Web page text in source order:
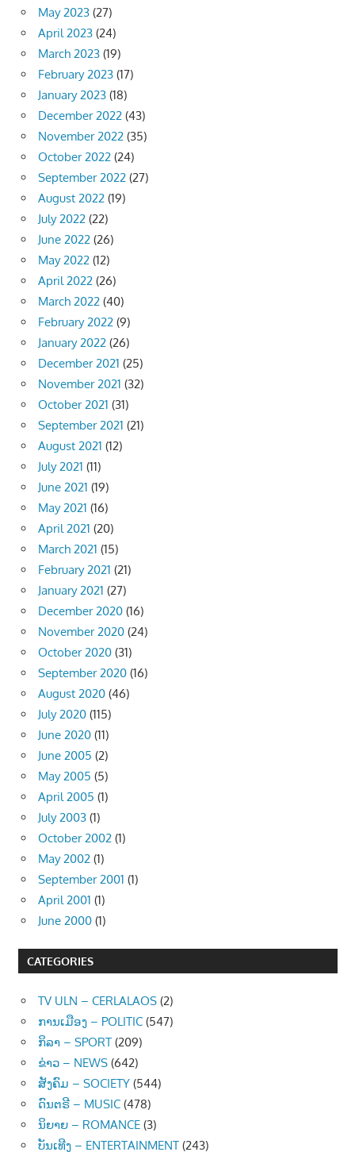
May 2023 (27)
April 2023 (24)
March 2023 (19)
February 2023 (17)
January 2023 (18)
December 2022 (43)
November 2022 (35)
October 2022 (24)
September 2022 (27)
August 2022 (19)
July 2022 (22)
June 2022 (26)
May 2022 (12)
April 2022 (26)
March 2022 (40)
February 2022 (9)
January 2022 (26)
December 2021 (25)
November 2021 (32)
October 2021 (31)
September 2021 (21)
August 2021 (12)
July 2021 (11)
June 2021 (19)
May 2021 (16)
April 2021 (20)
March 2021 (15)
February 2021 (21)
January 2021 (27)
December 2020 (16)
November 2020 (24)
October 2020 (31)
September 2020 (16)
August 2020 (46)
July 2020 (115)
June 2020 (11)
June 2005 (2)
May 2005 (5)
April 2005 (1)
July 2003 (1)
October 2002 (1)
May 2002 (1)
September 2001 (1)
April 2001 (1)
June 2000 (1)
CATEGORIES
TV ULN – CERLALAOS (2)
ການເມືອງ – POLITIC (547)
ກິລາ – SPORT (209)
ຂ່າວ – NEWS (642)
ສັງຄົມ – SOCIETY (544)
ດົນຕຣີ – MUSIC (478)
ນິຍາຍ – ROMANCE (3)
ບັນເທີງ – ENTERTAINMENT (243)